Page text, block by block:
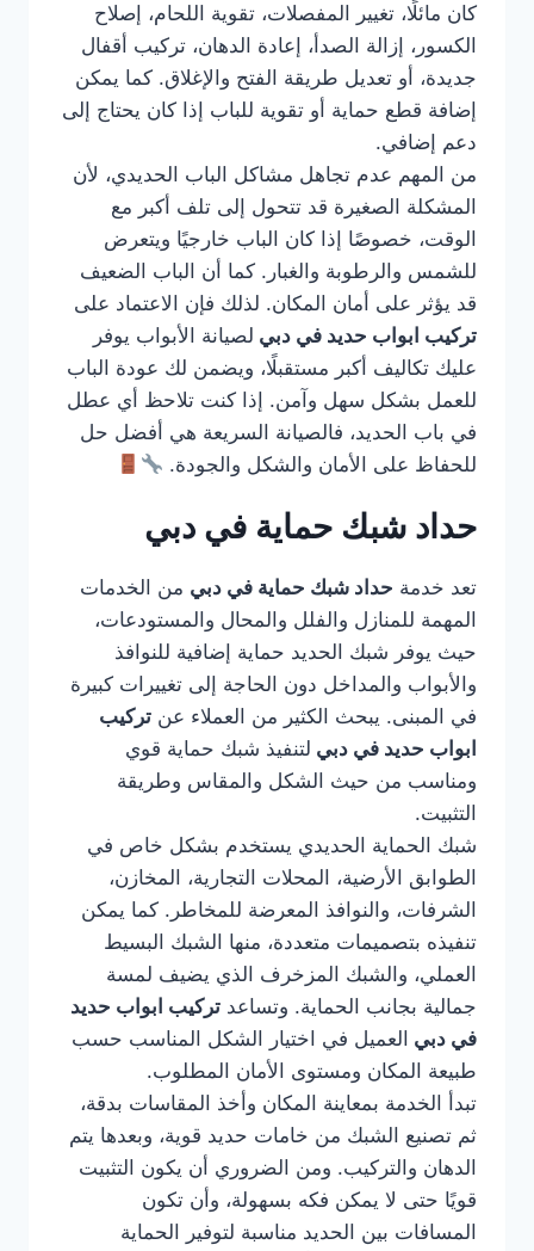
كان مائلًا، تغيير المفصلات، تقوية اللحام، إصلاح
الكسور، إزالة الصدأ، إعادة الدهان، تركيب أقفال
جديدة، أو تعديل طريقة الفتح والإغلاق. كما يمكن
إضافة قطع حماية أو تقوية للباب إذا كان يحتاج إلى
دعم إضافي.
من المهم عدم تجاهل مشاكل الباب الحديدي، لأن
المشكلة الصغيرة قد تتحول إلى تلف أكبر مع
الوقت، خصوصًا إذا كان الباب خارجيًا ويتعرض
للشمس والرطوبة والغبار. كما أن الباب الضعيف
قد يؤثر على أمان المكان. لذلك فإن الاعتماد على
تركيب ابواب حديد في دبي لصيانة الأبواب يوفر
عليك تكاليف أكبر مستقبلًا، ويضمن لك عودة الباب
للعمل بشكل سهل وآمن. إذا كنت تلاحظ أي عطل
في باب الحديد، فالصيانة السريعة هي أفضل حل
للحفاظ على الأمان والشكل والجودة.
حداد شبك حماية في دبي
تعد خدمة حداد شبك حماية في دبي من الخدمات
المهمة للمنازل والفلل والمحال والمستودعات،
حيث يوفر شبك الحديد حماية إضافية للنوافذ
والأبواب والمداخل دون الحاجة إلى تغييرات كبيرة
في المبنى. يبحث الكثير من العملاء عن تركيب
ابواب حديد في دبي لتنفيذ شبك حماية قوي
ومناسب من حيث الشكل والمقاس وطريقة
التثبيت.
شبك الحماية الحديدي يستخدم بشكل خاص في
الطوابق الأرضية، المحلات التجارية، المخازن،
الشرفات، والنوافذ المعرضة للمخاطر. كما يمكن
تنفيذه بتصميمات متعددة، منها الشبك البسيط
العملي، والشبك المزخرف الذي يضيف لمسة
جمالية بجانب الحماية. وتساعد تركيب ابواب حديد
في دبي العميل في اختيار الشكل المناسب حسب
طبيعة المكان ومستوى الأمان المطلوب.
تبدأ الخدمة بمعاينة المكان وأخذ المقاسات بدقة،
ثم تصنيع الشبك من خامات حديد قوية، وبعدها يتم
الدهان والتركيب. ومن الضروري أن يكون التثبيت
قويًا حتى لا يمكن فكه بسهولة، وأن تكون
المسافات بين الحديد مناسبة لتوفير الحماية